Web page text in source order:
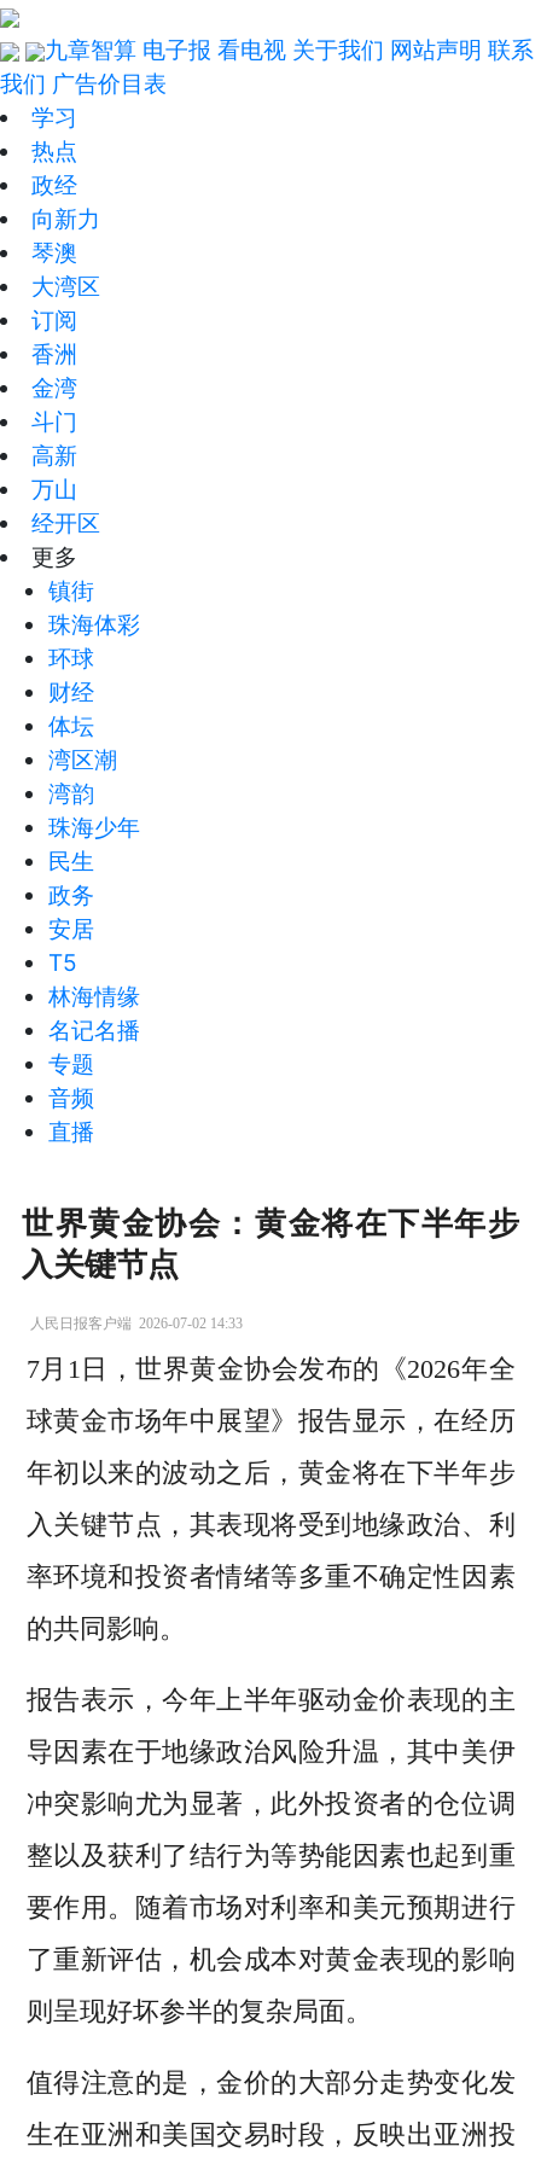
九章智算 电子报 看电视 关于我们 网站声明 联系
我们 广告价目表
学习
热点
政经
向新力
琴澳
大湾区
订阅
香洲
金湾
斗门
高新
万山
经开区
更多
镇街
珠海体彩
环球
财经
体坛
湾区潮
湾韵
珠海少年
民生
政务
安居
T5
林海情缘
名记名播
专题
音频
直播
世界黄金协会：黄金将在下半年步
入关键节点
人民日报客户端 2026-07-02 14:33
7月1日，世界黄金协会发布的《2026年全
球黄金市场年中展望》报告显示，在经历
年初以来的波动之后，黄金将在下半年步
入关键节点，其表现将受到地缘政治、利
率环境和投资者情绪等多重不确定性因素
的共同影响。
报告表示，今年上半年驱动金价表现的主
导因素在于地缘政治风险升温，其中美伊
冲突影响尤为显著，此外投资者的仓位调
整以及获利了结行为等势能因素也起到重
要作用。随着市场对利率和美元预期进行
了重新评估，机会成本对黄金表现的影响
则呈现好坏参半的复杂局面。
值得注意的是，金价的大部分走势变化发
生在亚洲和美国交易时段，反映出亚洲投